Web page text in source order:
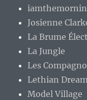
Josienne
La Brume
La Jungle
Les
Lethian
Model Village